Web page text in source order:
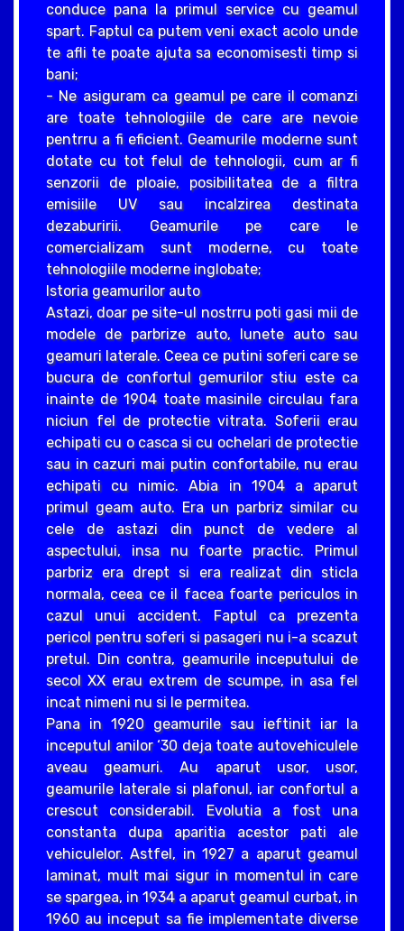
conduce pana la primul service cu geamul
spart. Faptul ca putem veni exact acolo unde
te afli te poate ajuta sa economisesti timp si
bani;
- Ne asiguram ca geamul pe care il comanzi
are toate tehnologiile de care are nevoie
pentrru a fi eficient. Geamurile moderne sunt
dotate cu tot felul de tehnologii, cum ar fi
senzorii de ploaie, posibilitatea de a filtra
emisiile UV sau incalzirea destinata
dezaburirii. Geamurile pe care le
comercializam sunt moderne, cu toate
tehnologiile moderne inglobate;
Istoria geamurilor auto
Astazi, doar pe site-ul nostrru poti gasi mii de
modele de parbrize auto, lunete auto sau
geamuri laterale. Ceea ce putini soferi care se
bucura de confortul gemurilor stiu este ca
inainte de 1904 toate masinile circulau fara
niciun fel de protectie vitrata. Soferii erau
echipati cu o casca si cu ochelari de protectie
sau in cazuri mai putin confortabile, nu erau
echipati cu nimic. Abia in 1904 a aparut
primul geam auto. Era un parbriz similar cu
cele de astazi din punct de vedere al
aspectului, insa nu foarte practic. Primul
parbriz era drept si era realizat din sticla
normala, ceea ce il facea foarte periculos in
cazul unui accident. Faptul ca prezenta
pericol pentru soferi si pasageri nu i-a scazut
pretul. Din contra, geamurile inceputului de
secol XX erau extrem de scumpe, in asa fel
incat nimeni nu si le permitea.
Pana in 1920 geamurile sau ieftinit iar la
inceputul anilor ‘30 deja toate autovehiculele
aveau geamuri. Au aparut usor, usor,
geamurile laterale si plafonul, iar confortul a
crescut considerabil. Evolutia a fost una
constanta dupa aparitia acestor pati ale
vehiculelor. Astfel, in 1927 a aparut geamul
laminat, mult mai sigur in momentul in care
se spargea, in 1934 a aparut geamul curbat, in
1960 au inceput sa fie implementate diverse